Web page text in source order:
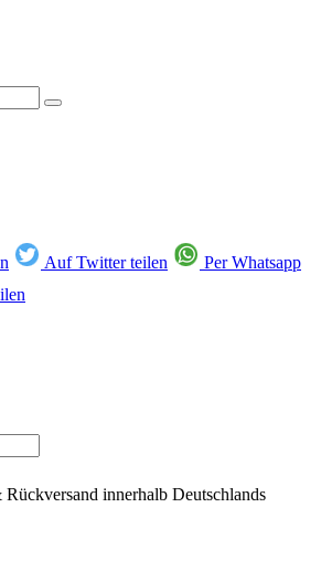
Auf Twitter teilen
Per Whatsapp
innerhalb Deutschlands